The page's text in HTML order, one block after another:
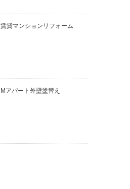
賃貸マンションリフォーム
Mアパート外壁塗替え